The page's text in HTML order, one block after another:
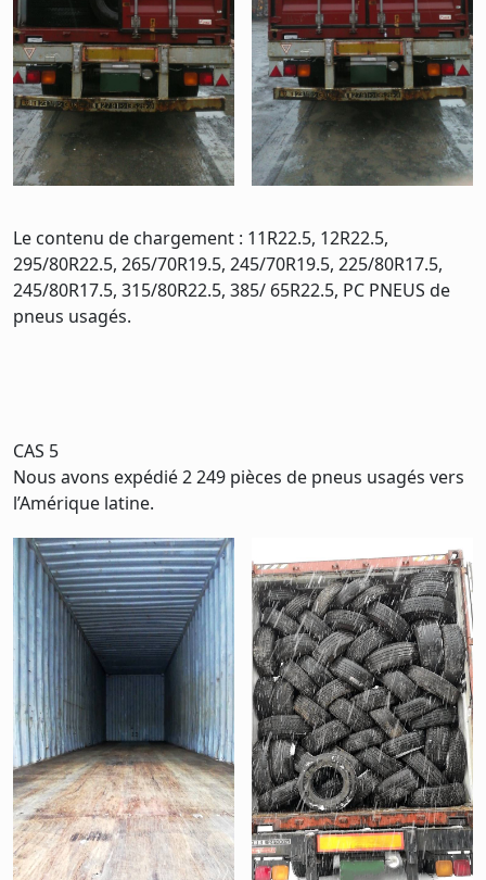
Le contenu de chargement : 11R22.5, 12R22.5,
295/80R22.5, 265/70R19.5, 245/70R19.5, 225/80R17.5,
245/80R17.5, 315/80R22.5, 385/ 65R22.5, PC PNEUS de
pneus usagés.
CAS 5
Nous avons expédié 2 249 pièces de pneus usagés vers
l’Amérique latine.